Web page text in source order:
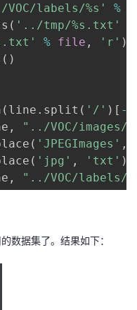
labels/%s' %
( '../tmp/%s.txt'
% file , 'r' )
( )
( line . split ( '/' ) [ -
,
"../VOC/images/
( 'JPEGImages' ,
( 'jpg' , 'txt' )
, "../VOC/labels/
数据集了。结果如下：